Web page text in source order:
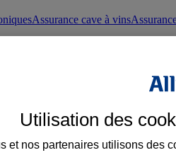
Assurance cave à vins
Utilisation des
et nos partenaires utilisons des